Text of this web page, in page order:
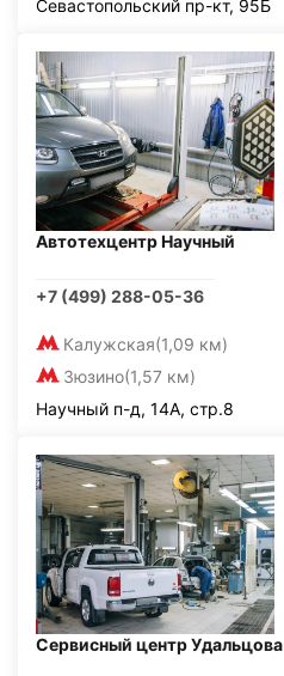
Севастопольский пр-кт, 95Б
Автотехцентр Научный
+7 (499) 288-05-36
Калужская(1,09 км)
Зюзино(1,57 км)
Научный п-д, 14А, стр.8
Сервисный центр Удальцова